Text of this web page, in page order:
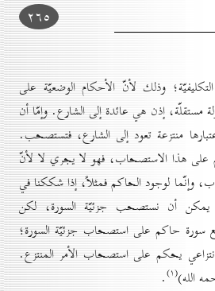
۲٦٥
وذلك لأنّ الأحكام الوضعيّة على
إذن هي عائدة إلى الشارع. وإمّا أن
منتزعة تعود إلى الشارع، فتستصحب.
هذا الاستصحاب، فهو لا يجري لا لأنّ
وإنّما لوجود الحاكم فمثلاً، إذا شككنا في
يمكن أن نستصحب جزئيّة السورة، لكن
حاكم على استصحاب جزئيّة السورة؛
يحكم على استصحاب الأمر المنتزع.
الله)(۱) .